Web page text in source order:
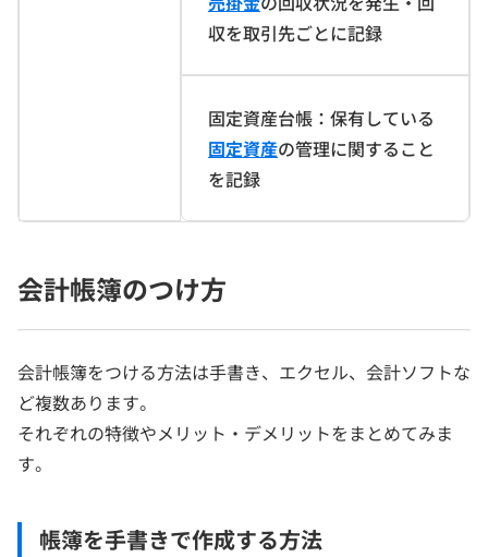
収を取引先ごとに記録
固定資産台帳：保有している
固定資産の管理に関すること
を記録
会計帳簿のつけ方
会計帳簿をつける方法は手書き、エクセル、会計ソフトな
ど複数あります。
それぞれの特徴やメリット・デメリットをまとめてみま
す。
帳簿を手書きで作成する方法